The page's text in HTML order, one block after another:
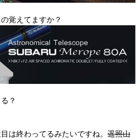
覚えてますか？
？
は終わってるみたいですね。 遥照山